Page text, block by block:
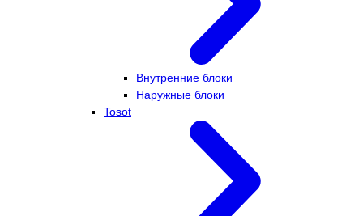
Внутренние блоки
Наружные блоки
Tosot